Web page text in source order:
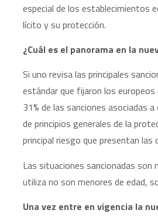
especial de los establecimientos
lícito y su protección.
¿Cuál es el panorama en la
Si uno revisa las principales
estándar que fijaron los
31% de las sanciones asociadas
de principios generales de la
principal riesgo que presentan
Las situaciones sancionadas son
utiliza no son menores de edad,
Una vez entre en vigencia la